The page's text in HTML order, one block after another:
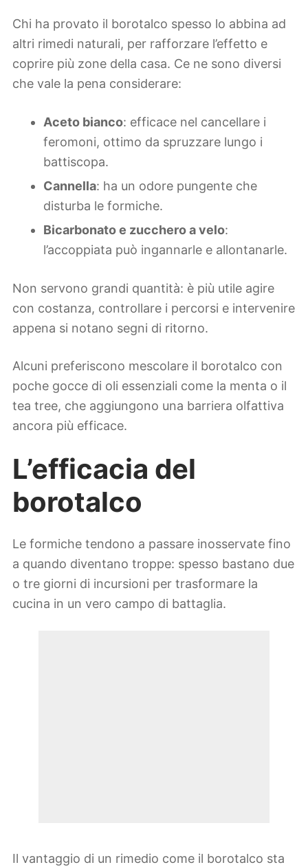
Chi ha provato il borotalco spesso lo abbina ad
altri rimedi naturali, per rafforzare l’effetto e
coprire più zone della casa. Ce ne sono diversi
che vale la pena considerare:
Aceto bianco: efficace nel cancellare i
feromoni, ottimo da spruzzare lungo i
battiscopa.
Cannella: ha un odore pungente che
disturba le formiche.
Bicarbonato e zucchero a velo:
l’accoppiata può ingannarle e allontanarle.
Non servono grandi quantità: è più utile agire
con costanza, controllare i percorsi e intervenire
appena si notano segni di ritorno.
Alcuni preferiscono mescolare il borotalco con
poche gocce di oli essenziali come la menta o il
tea tree, che aggiungono una barriera olfattiva
ancora più efficace.
L’efficacia del
borotalco
Le formiche tendono a passare inosservate fino
a quando diventano troppe: spesso bastano due
o tre giorni di incursioni per trasformare la
cucina in un vero campo di battaglia.
Il vantaggio di un rimedio come il borotalco sta